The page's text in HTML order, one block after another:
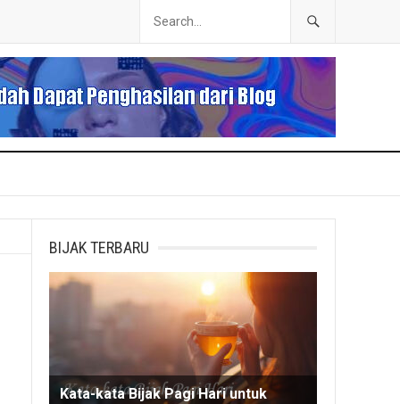
BIJAK TERBARU
Kata-kata Bijak Pagi Hari untuk